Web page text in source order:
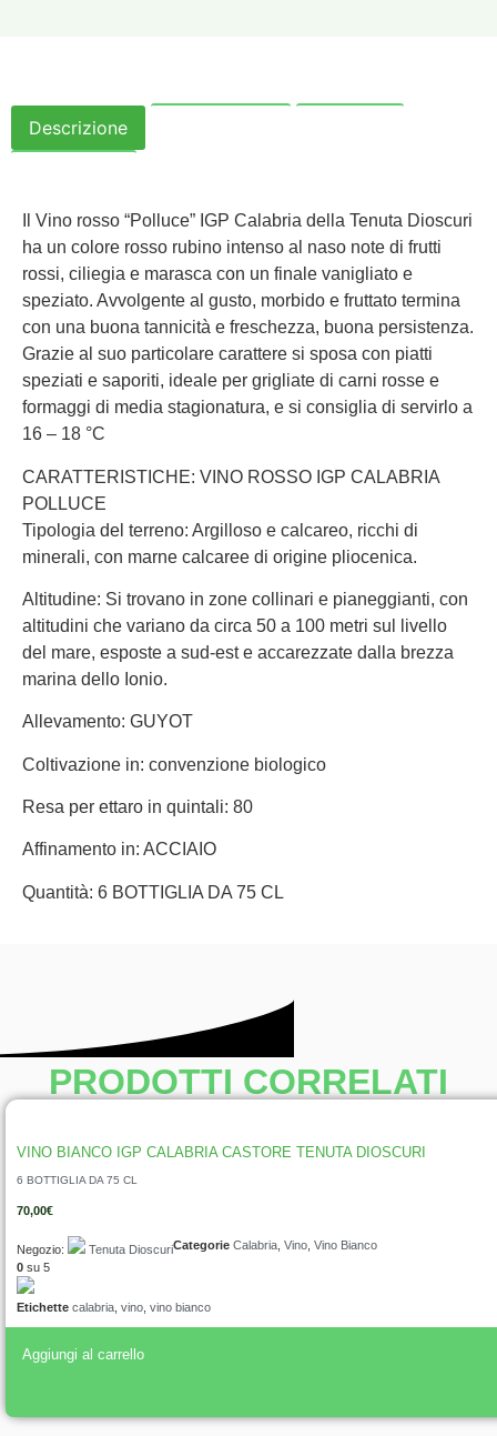
Descrizione
Il Vino rosso “Polluce” IGP Calabria della Tenuta Dioscuri
ha un colore rosso rubino intenso al naso note di frutti
rossi, ciliegia e marasca con un finale vanigliato e
speziato. Avvolgente al gusto, morbido e fruttato termina
con una buona tannicità e freschezza, buona persistenza.
Grazie al suo particolare carattere si sposa con piatti
speziati e saporiti, ideale per grigliate di carni rosse e
formaggi di media stagionatura, e si consiglia di servirlo a
16 – 18 °C
CARATTERISTICHE: VINO ROSSO IGP CALABRIA
POLLUCE
Tipologia del terreno: Argilloso e calcareo, ricchi di
minerali, con marne calcaree di origine pliocenica.
Altitudine: Si trovano in zone collinari e pianeggianti, con
altitudini che variano da circa 50 a 100 metri sul livello
del mare, esposte a sud-est e accarezzate dalla brezza
marina dello Ionio.
Allevamento: GUYOT
Coltivazione in: convenzione biologico
Resa per ettaro in quintali: 80
Affinamento in: ACCIAIO
Quantità: 6 BOTTIGLIA DA 75 CL
PRODOTTI CORRELATI
VINO BIANCO IGP CALABRIA CASTORE TENUTA DIOSCURI
6 BOTTIGLIA DA 75 CL
70,00€
Negozio:
Tenuta Dioscuri
0 su 5
Categorie Calabria Vino Vino Bianco
Etichette calabria vino vino bianco
Aggiungi al carrello